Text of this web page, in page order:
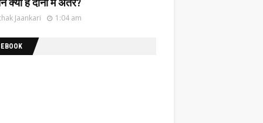
क्या है दोनों में अंतर?
Jaankari 1:04 am